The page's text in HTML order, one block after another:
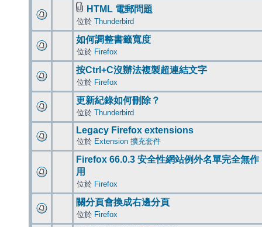
HTML 電郵問題
位於 Thunderbird
如何調整書籤寬度
位於 Firefox
按Ctrl+C沒辦法複製超連結文字
位於 Firefox
更新紀錄如何刪除？
位於 Thunderbird
Legacy Firefox extensions
位於 Extension 擴充套件
Firefox 66.0.3 安全性網站例外名單完全無作
用
位於 Firefox
關分頁會換成右邊分頁
位於 Firefox